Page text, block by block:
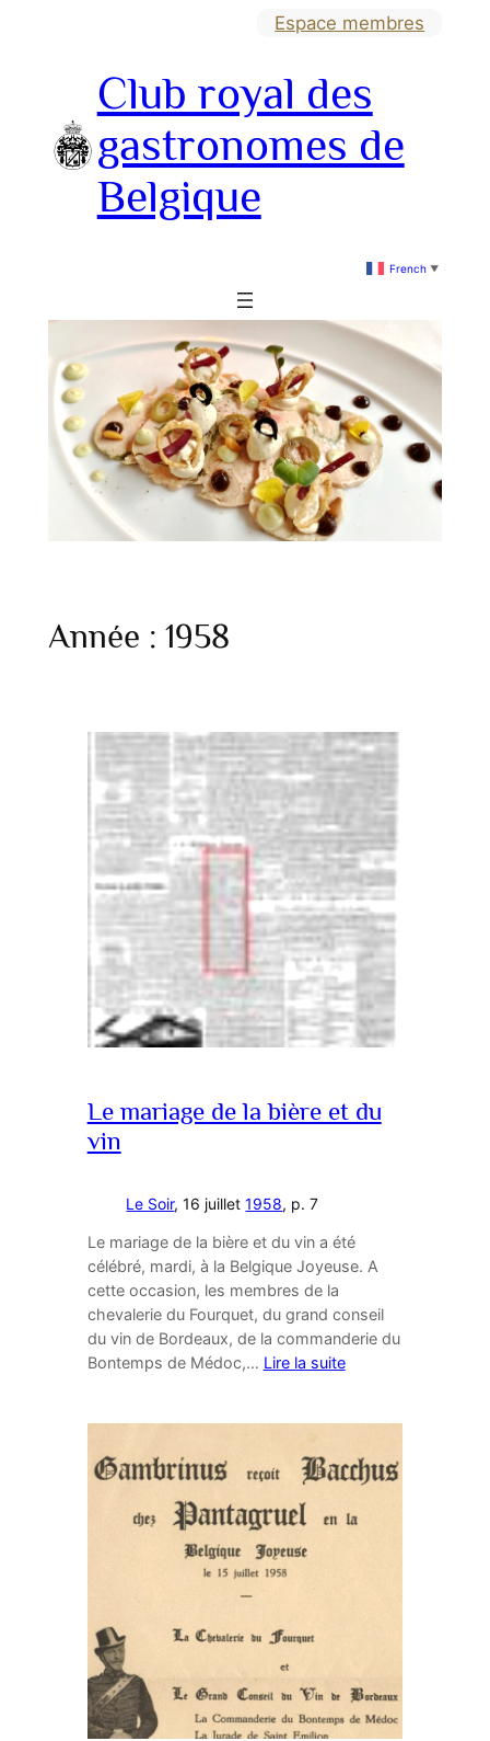
Espace membres
Club royal des
gastronomes de
Belgique
French ▼
Année : 1958
Le mariage de la bière et du
vin
Le Soir, 16 juillet1958, p. 7
Le mariage de la bière et du vin a été
célébré, mardi, à la Belgique Joyeuse. A
cette occasion, les membres de la
chevalerie du Fourquet, du grand conseil
du vin de Bordeaux, de la commanderie du
Bontemps de Médoc,… Lire la suite